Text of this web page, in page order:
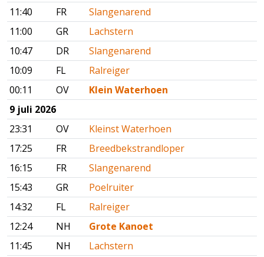
11:40
FR
Slangenarend
11:00
GR
Lachstern
10:47
DR
Slangenarend
10:09
FL
Ralreiger
00:11
OV
Klein Waterhoen
9 juli 2026
23:31
OV
Kleinst Waterhoen
17:25
FR
Breedbekstrandloper
16:15
FR
Slangenarend
15:43
GR
Poelruiter
14:32
FL
Ralreiger
12:24
NH
Grote Kanoet
11:45
NH
Lachstern